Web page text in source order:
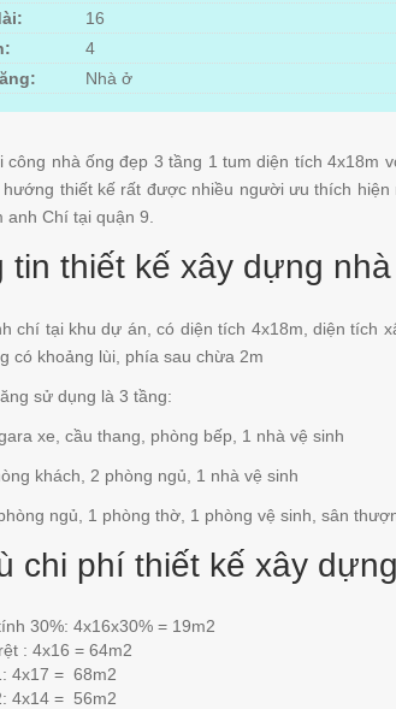
16
4
Nhà ở
công nhà ống đẹp 3 tầng 1 tum diện tích 4x18m
thiết kế rất được nhiều người ưu thích
anh Chí tại quận 9.
tin thiết kế xây dựng
chí tại khu dự án, có diện tích 4x18m, diện tích
có khoảng lùi, phía sau chừa 2m
sử dụng là 3 tầng:
xe, cầu thang, phòng bếp, 1 nhà vệ sinh
khách, 2 phòng ngủ, 1 nhà vệ sinh
ngủ, 1 phòng thờ, 1 phòng vệ sinh, sân
chi phí thiết kế xây
30%: 4x16x30% = 19m2
: 4x16 = 64m2
4x17 = 68m2
4x14 = 56m2